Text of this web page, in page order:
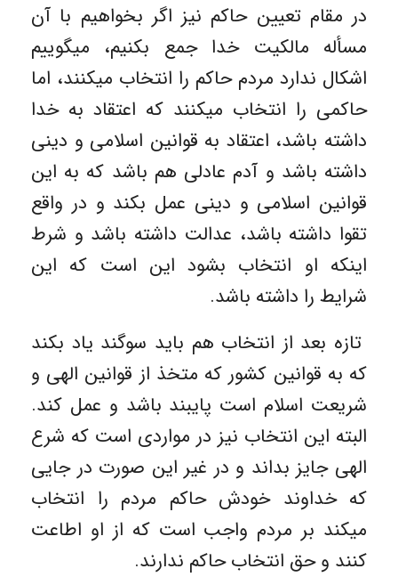
در مقام تعیین حاکم نیز اگر بخواهیم با آن
مسأله مالکیت خدا جمع بکنیم، میگوییم
اشکال ندارد مردم حاکم را انتخاب میکنند، اما
حاکمی را انتخاب میکنند که اعتقاد به خدا
داشته باشد، اعتقاد به قوانین اسلامی و دینی
داشته باشد و آدم عادلی هم باشد که به این
قوانین اسلامی و دینی عمل بکند و در واقع
تقوا داشته باشد، عدالت داشته باشد و شرط
اینکه او انتخاب بشود این است که این
شرایط را داشته باشد.
تازه بعد از انتخاب هم باید سوگند یاد بکند
که به قوانین کشور که متخذ از قوانین الهی و
شریعت اسلام است پایبند باشد و عمل کند.
البته این انتخاب نیز در مواردی است که شرع
الهی جایز بداند و در غیر این صورت در جایی
که خداوند خودش حاکم مردم را انتخاب
میکند بر مردم واجب است که از او اطاعت
کنند و حق انتخاب حاکم ندارند.